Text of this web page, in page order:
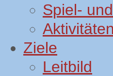
Spiel-
Aktivitäten
Ziele
Leitbild